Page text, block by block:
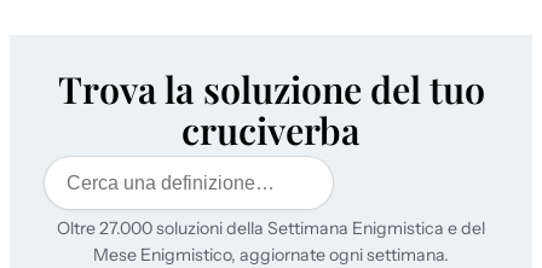
Trova la soluzione del tuo
cruciverba
Cerca
Oltre 27.000 soluzioni della Settimana Enigmistica e del
Mese Enigmistico, aggiornate ogni settimana.